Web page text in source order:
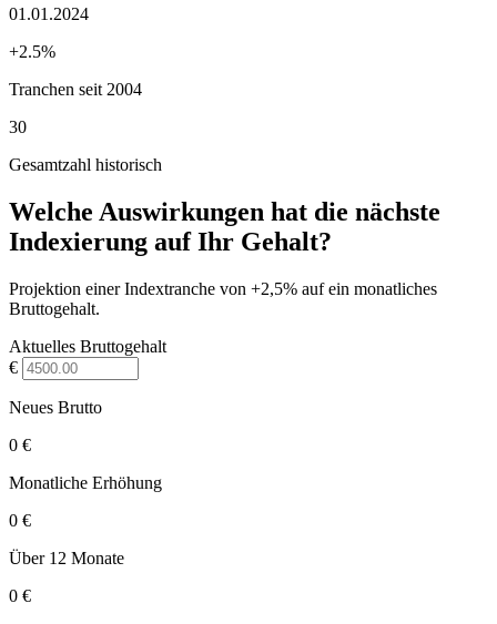
01.01.2024
+2.5%
Tranchen seit 2004
30
Gesamtzahl historisch
Welche Auswirkungen hat die nächste
Indexierung auf Ihr Gehalt?
Projektion einer Indextranche von +2,5% auf ein monatliches
Bruttogehalt.
Aktuelles Bruttogehalt
€
Neues Brutto
0 €
Monatliche Erhöhung
0 €
Über 12 Monate
0 €